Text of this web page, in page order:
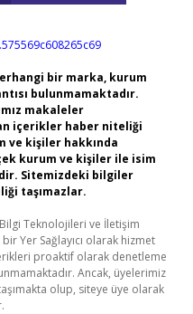
bir marka, kurum
bulunmamaktadır.
makaleler
içerikler haber niteliği
ve kişiler hakkında
kurum ve kişiler ile isim
Sitemizdeki bilgiler
taşımazlar.
Bilgi Teknolojileri ve İletişim
Yer Sağlayıcı olarak hizmet
proaktif olarak denetleme
Ancak, üyelerimiz
olup, siteye üye olarak